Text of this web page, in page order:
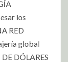
los
RED
global
DÓLARES